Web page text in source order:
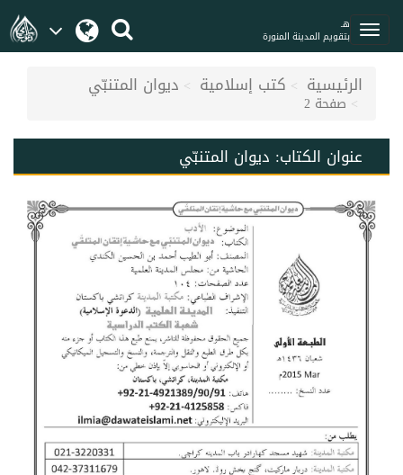
هـ
بتقويم المدينة المنورة
الرئيسية كتب إسلامية ديوان المتنبّي
صفحة 2
عنوان الكتاب: ديوان المتنبّي